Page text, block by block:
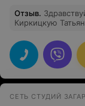
Отзыв.
Киркицкую
СЕТЬ СТУДИЙ